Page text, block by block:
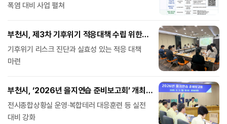
폭염 대비 사업 펼쳐
부천시, 제3차 기후위기 적응대책 수립 위한
의견수렴회 개최
기후위기 리스크 진단과 실효성 있는 적응 대책
마련
부천시, ‘2026년 을지연습 준비보고회’ 개최…
분야별 추진계획 점검
전시종합상황실 운영·복합테러 대응훈련 등 실전
대비 강화